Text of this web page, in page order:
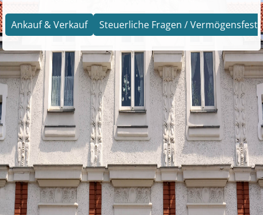
Ankauf & Verkauf Steuerliche Fragen /